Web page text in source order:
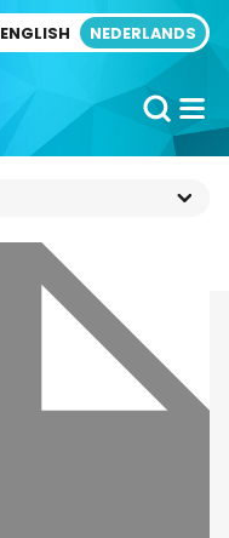
ENGLISH NEDERLANDS